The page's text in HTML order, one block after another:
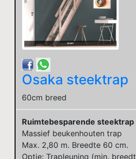
Osaka steektrap
60cm breed
Ruimtebesparende steektrap
Massief beukenhouten trap
Max. 2,80 m. Breedte 60 cm.
Optie: Trapleuning (min.